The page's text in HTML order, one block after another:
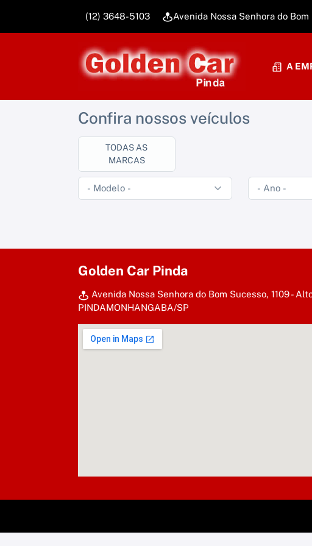
(12) 3648-5103 Avenida Nossa Senhora do Bom
A
Confira nossos veículos
TODAS AS
MARCAS
Golden Car Pinda
Avenida Nossa Senhora do Bom Sucesso, 1109 -
PINDAMONHANGABA/SP